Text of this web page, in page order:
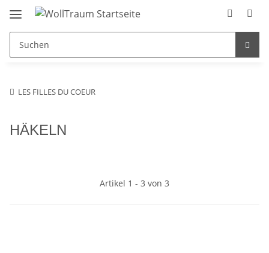
LES FILLES DU COEUR
HÄKELN
Artikel 1 - 3 von 3